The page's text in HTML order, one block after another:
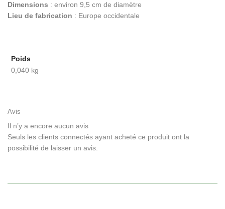
Dimensions : environ 9,5 cm de diamètre
Lieu de fabrication : Europe occidentale
Poids
0,040 kg
Avis
Il n’y a encore aucun avis
Seuls les clients connectés ayant acheté ce produit ont la
possibilité de laisser un avis.